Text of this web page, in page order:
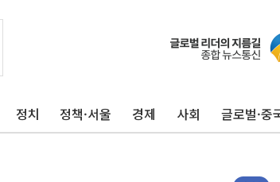
정치 정책·서울 경제 사회 글로벌·중